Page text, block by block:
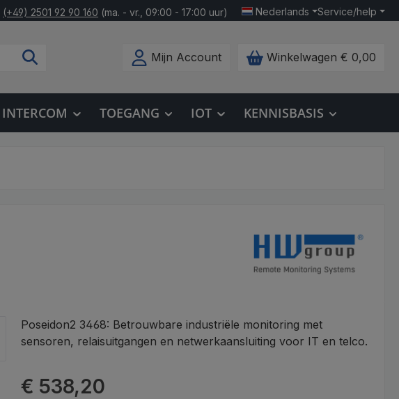
(+49) 2501 92 90 160 (ma. - vr., 09:00 - 17:00 uur) Nederlands Service/help
Mijn Account Winkelwagen € 0,00
INTERCOM TOEGANG IOT KENNISBASIS
Poseidon2 3468: Betrouwbare industriële monitoring met
sensoren, relaisuitgangen en netwerkaansluiting voor IT en telco.
Normale prijs:
€ 538,20